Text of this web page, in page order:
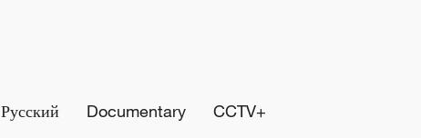
Русский Documentary CCTV+